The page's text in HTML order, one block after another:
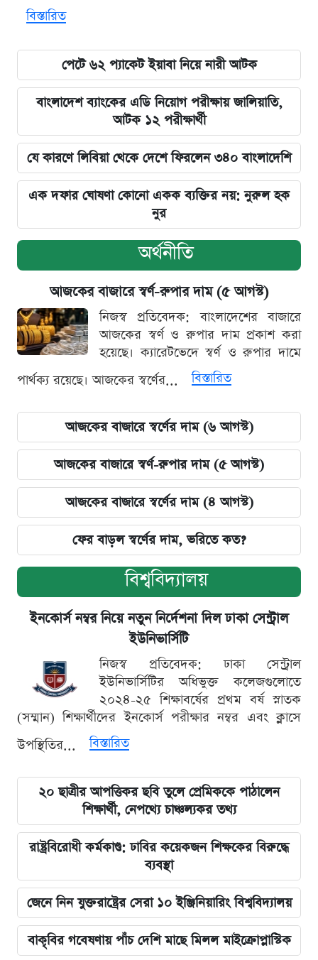
বিস্তারিত
পেটে ৬২ প্যাকেট ইয়াবা নিয়ে নারী আটক
বাংলাদেশ ব্যাংকের এডি নিয়োগ পরীক্ষায় জালিয়াতি,
আটক ১২ পরীক্ষার্থী
যে কারণে লিবিয়া থেকে দেশে ফিরলেন ৩৪০ বাংলাদেশি
এক দফার ঘোষণা কোনো একক ব্যক্তির নয়: নুরুল হক
নুর
অর্থনীতি
আজকের বাজারে স্বর্ণ-রুপার দাম (৫ আগস্ট)
নিজস্ব প্রতিবেদক: বাংলাদেশের বাজারে
আজকের স্বর্ণ ও রুপার দাম প্রকাশ করা
হয়েছে। ক্যারেটভেদে স্বর্ণ ও রুপার দামে
পার্থক্য রয়েছে। আজকের স্বর্ণের...
বিস্তারিত
আজকের বাজারে স্বর্ণের দাম (৬ আগস্ট)
আজকের বাজারে স্বর্ণ-রুপার দাম (৫ আগস্ট)
আজকের বাজারে স্বর্ণের দাম (৪ আগস্ট)
ফের বাড়ল স্বর্ণের দাম, ভরিতে কত?
বিশ্ববিদ্যালয়
ইনকোর্স নম্বর নিয়ে নতুন নির্দেশনা দিল ঢাকা সেন্ট্রাল
ইউনিভার্সিটি
নিজস্ব প্রতিবেদক: ঢাকা সেন্ট্রাল
ইউনিভার্সিটির অধিভুক্ত কলেজগুলোতে
২০২৪-২৫ শিক্ষাবর্ষের প্রথম বর্ষ স্নাতক
(সম্মান) শিক্ষার্থীদের ইনকোর্স পরীক্ষার নম্বর এবং ক্লাসে
উপস্থিতির...
বিস্তারিত
২০ ছাত্রীর আপত্তিকর ছবি তুলে প্রেমিককে পাঠালেন
শিক্ষার্থী, নেপথ্যে চাঞ্চল্যকর তথ্য
রাষ্ট্রবিরোধী কর্মকাণ্ড: ঢাবির কয়েকজন শিক্ষকের বিরুদ্ধে
ব্যবস্থা
জেনে নিন যুক্তরাষ্ট্রের সেরা ১০ ইঞ্জিনিয়ারিং বিশ্ববিদ্যালয়
বাকৃবির গবেষণায় পাঁচ দেশি মাছে মিলল মাইক্রোপ্লাস্টিক